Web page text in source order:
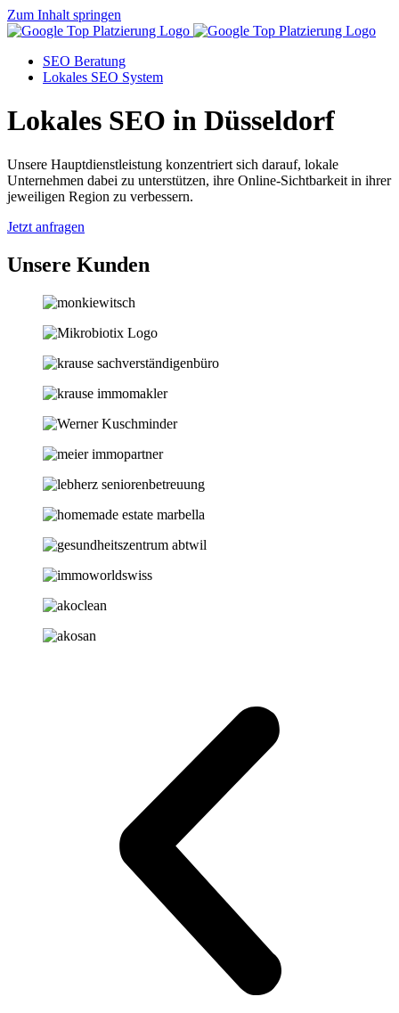
Zum Inhalt springen
SEO Beratung
Lokales SEO System
Lokales SEO in Düsseldorf
Unsere Hauptdienstleistung konzentriert sich darauf, lokale
Unternehmen dabei zu unterstützen, ihre Online-Sichtbarkeit in ihrer
jeweiligen Region zu verbessern.
Jetzt anfragen
Unsere Kunden